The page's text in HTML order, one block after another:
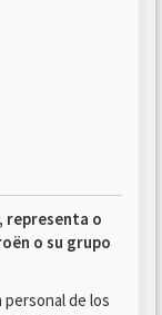
representa o
o su grupo
de los